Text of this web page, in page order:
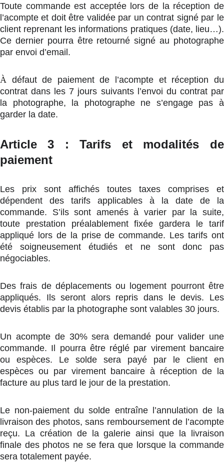
Toute commande est acceptée lors de la réception de
l’acompte et doit être validée par un contrat signé par le
client reprenant les informations pratiques (date, lieu…).
Ce dernier pourra être retourné signé au photographe
par envoi d’email.
À défaut de paiement de l’acompte et réception du
contrat dans les 7 jours suivants l’envoi du contrat par
la photographe, la photographe ne s’engage pas à
garder la date.
Article 3 : Tarifs et modalités de
paiement
Les prix sont affichés toutes taxes comprises et
dépendent des tarifs applicables à la date de la
commande. S’ils sont amenés à varier par la suite,
toute prestation préalablement fixée gardera le tarif
appliqué lors de la prise de commande. Les tarifs ont
été soigneusement étudiés et ne sont donc pas
négociables.
Des frais de déplacements ou logement pourront être
appliqués. Ils seront alors repris dans le devis. Les
devis établis par la photographe sont valables 30 jours.
Un acompte de 30% sera demandé pour valider une
commande. Il pourra être réglé par virement bancaire
ou espèces. Le solde sera payé par le client en
espèces ou par virement bancaire à réception de la
facture au plus tard le jour de la prestation.
Le non-paiement du solde entraîne l’annulation de la
livraison des photos, sans remboursement de l’acompte
reçu. La création de la galerie ainsi que la livraison
finale des photos ne se fera que lorsque la commande
sera totalement payée.